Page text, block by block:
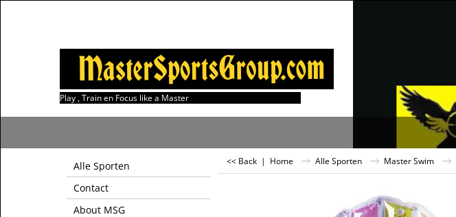
Play , Train en Focus like a Master
Alle Sporten
Contact
About MSG
<< Back | Home Alle Sporten Master Swim